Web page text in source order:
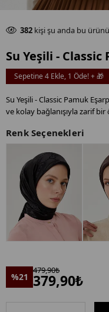
Son 24 saat içinde56adet
382 kişi şu anda bu
Su Yeşili - Classic
Sepetine 4 Ekle, 1 Öde! + 🎁
Su Yeşili - Classic Pamuk
ve kolay bağlanışıyla zarif
Renk Seçenekleri
%21
479,90₺
379,90₺